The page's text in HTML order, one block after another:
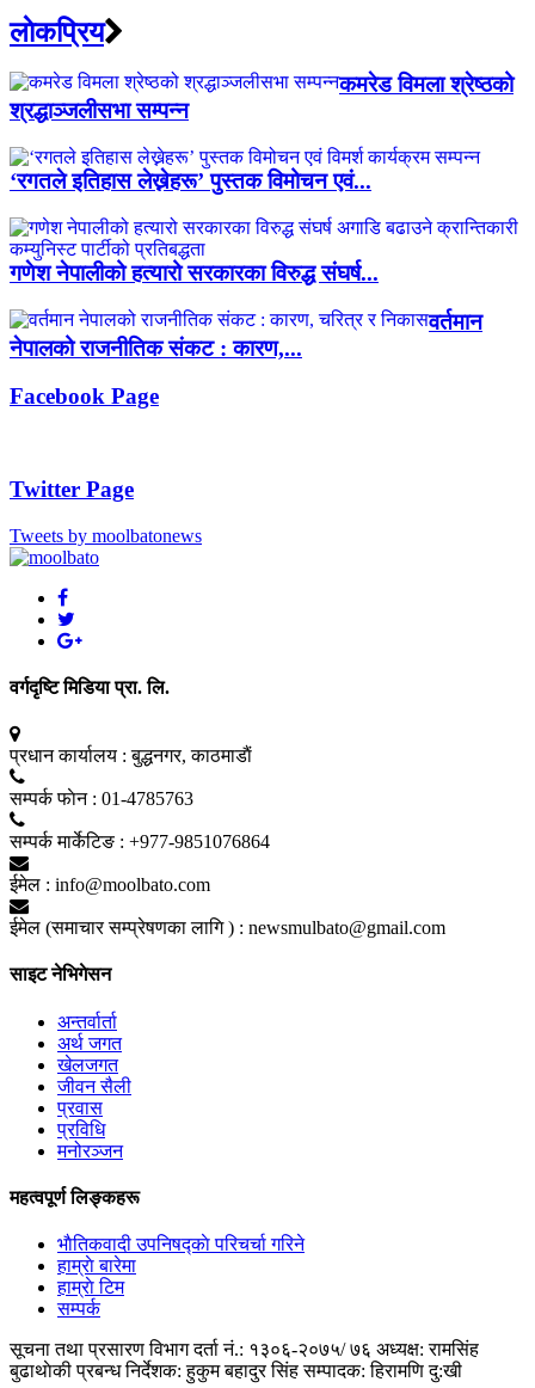
लाेकप्रिय
कमरेड विमला श्रेष्ठको
श्रद्धाञ्जलीसभा सम्पन्न
‘रगतले इतिहास लेख्नेहरू’ पुस्तक विमोचन एवं...
गणेश नेपालीको हत्यारो सरकारका विरुद्ध संघर्ष...
वर्तमान
नेपालको राजनीतिक संकट : कारण,...
Facebook Page
Twitter Page
Tweets by moolbatonews
वर्गदृष्टि मिडिया प्रा. लि.
प्रधान कार्यालय : बुद्धनगर, काठमाडाैं
सम्पर्क फाेन : 01-4785763
सम्पर्क मार्केटिङ : +977-9851076864
ईमेल : info@moolbato.com
ईमेल (समाचार सम्प्रेषणका लागि ) : newsmulbato@gmail.com
साइट नेभिगेसन
अन्तर्वार्ता
अर्थ जगत
खेलजगत
जीवन सैली
प्रवास
प्रविधि
मनोरञ्जन
महत्वपूर्ण लिङ्कहरू
भाैतिकवादी उपनिषद्काे परिचर्चा गरिने
हाम्राे बारेमा
हाम्राे टिम
सम्पर्क
सूचना तथा प्रसारण विभाग दर्ता नं.: १३०६-२०७५/ ७६ अध्यक्ष: रामसिंह
बुढाथाेकी प्रबन्ध निर्देशक: हुकुम बहादुर सिंह सम्पादक: हिरामणि दु:खी